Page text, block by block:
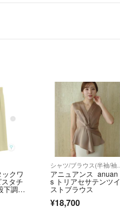
クワ
タチ
下調整
アニュアンス anuan
s トリアセサテンツイ
ストブラウス
¥18,700